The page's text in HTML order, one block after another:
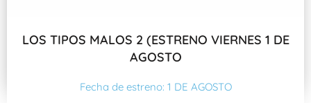
LOS TIPOS MALOS 2 (ESTRENO VIERNES 1 DE
AGOSTO
Fecha de estreno: 1 DE AGOSTO